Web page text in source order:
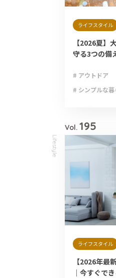
ライフスタイル
【2026夏】
守る3つの備
# アウトドア
# シンプルな暮
Lifestyle
Vol. 195
ライフスタイル
【2026年最
｜今すぐで